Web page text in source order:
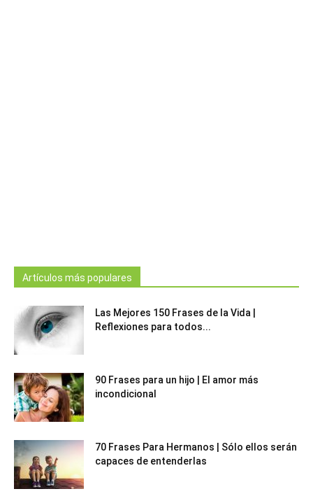
Artículos más populares
Las Mejores 150 Frases de la Vida |
Reflexiones para todos...
90 Frases para un hijo | El amor más
incondicional
70 Frases Para Hermanos | Sólo ellos serán
capaces de entenderlas